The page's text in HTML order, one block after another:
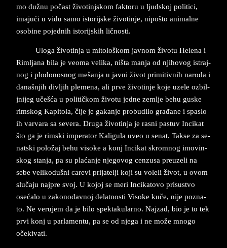
mo dužnu počast živo­tin­jskom fak­to­ru u ljud­skoj po­litici,
ima­jući u vidu samo isto­rij­ske živo­tin­je, nipošto animalne
osobine pojednih istorijskih lično­sti.
Ulo­ga živo­tin­ja u mi­to­lo­škom jav­nom živo­tu He­le­na i
Rim­lja­na bila je ve­o­ma ve­li­ka, ni­š­ta man­ja od nji­ho­vog is­traj­
nog i plo­do­no­snog mešanja u jav­ni život pri­mi­tiv­nih na­ro­da i
da­na­šnjih div­ljih ple­me­na, ali prve živo­tin­je koje uzele ozbil­
jni­jeg učešća u po­li­tičkom živo­tu jed­ne zem­lje be­hu­ gu­ske
rim­skog­ Ka­pi­to­la, čije­ je­ ga­kan­je pro­bu­di­lo građane i spa­slo
ih var­va­ra sa se­ve­ra. Dru­ga živo­tin­ja je ra­sni pa­stuv In­ci­kat
što ga je rim­ski im­pe­ra­tor Ka­li­gu­la uveo u se­nat. Tak­se za se­
nat­ski položaj behu vi­so­ke a konj In­ci­kat skrom­nog imovin­
skog stan­ja, pa su plaćanje nje­govog cen­zu­sa pre­u­ze­li na
sebe veliko­dušni ca­re­vi pri­ja­tel­ji koji su vo­le­li život, u ovom
slučaju naj­pre svoj. U ko­joj se meri In­ci­ka­to­vo pri­su­stvo
osećalo u za­ko­no­dav­noj de­lat­no­sti Vi­so­ke kuče, nije po­zna­
to. Ne verujem ­da ­je ­bi­lo ­spek­ta­kularno. Najzad, bi­o ­je ­to ­tek
pr­vi konj u par­la­men­tu, pa se od nje­ga i ne može mno­go
očeki­va­ti.